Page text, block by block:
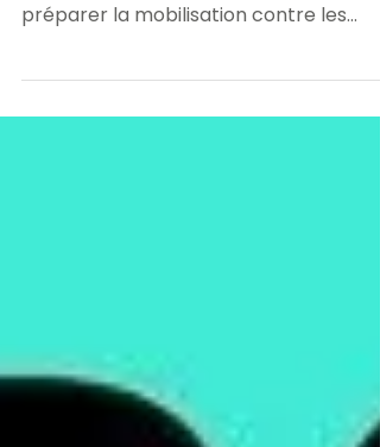
intersyndicale du 1er septembre qui doit
mesures budgétaires annoncées...